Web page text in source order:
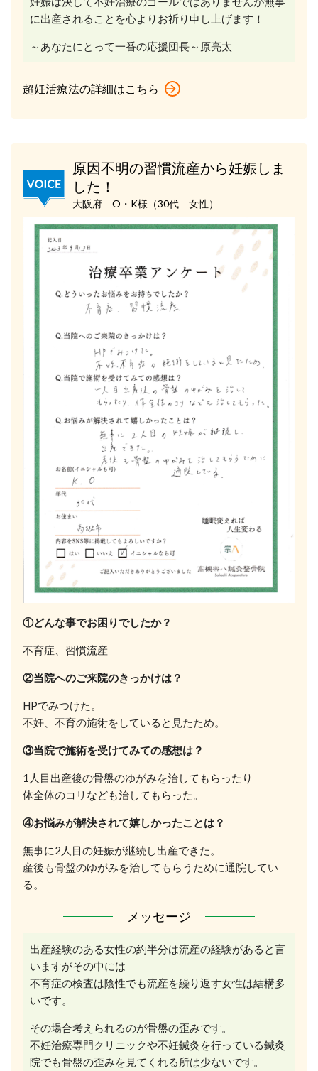
に出産されることを心よりお祈り申し上げます！
～あなたにとって一番の応援団長～原亮太
超妊活療法の詳細はこちら
原因不明の習慣流産から妊娠しま
した！
大阪府 O・K様（30代 女性）
①どんな事でお困りでしたか？
不育症、習慣流産
②当院へのご来院のきっかけは？
HPでみつけた。
不妊、不育の施術をしていると見たため。
③当院で施術を受けてみての感想は？
1人目出産後の骨盤のゆがみを治してもらったり
体全体のコリなども治してもらった。
④お悩みが解決されて嬉しかったことは？
無事に2人目の妊娠が継続し出産できた。
産後も骨盤のゆがみを治してもらうために通院してい
る。
メッセージ
出産経験のある女性の約半分は流産の経験があると言
いますがその中には
不育症の検査は陰性でも流産を繰り返す女性は結構多
いです。
その場合考えられるのが骨盤の歪みです。
不妊治療専門クリニックや不妊鍼灸を行っている鍼灸
院でも骨盤の歪みを見てくれる所は少ないです。